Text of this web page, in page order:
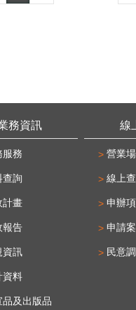
務資訊
服務
查詢
計畫
報告
資訊
資料
品及出版品
線
營業
線上
申辦
申請
民意